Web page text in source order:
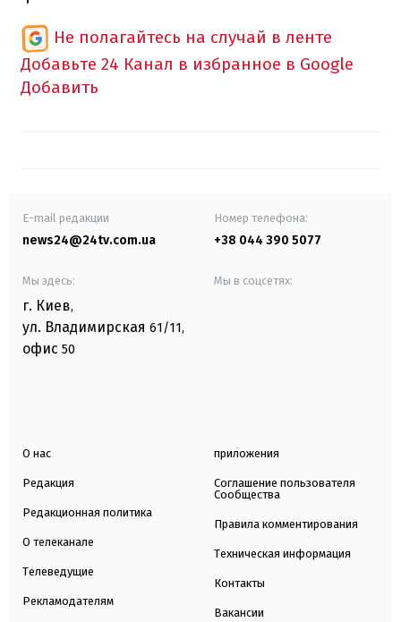
Не полагайтесь на случай в ленте
Добавьте 24 Канал в избранное в Google
Добавить
E-mail редакции
news24@24tv.com.ua
Номер телефона:
+38 044 390 5077
Мы здесь:
г. Киев,
ул. Владимирская 61/11,
офис 50
Мы в соцсетях:
О нас
Редакция
Редакционная политика
О телеканале
Телеведущие
Рекламодателям
приложения
Соглашение пользователя
Сообщества
Правила комментирования
Техническая информация
Контакты
Вакансии